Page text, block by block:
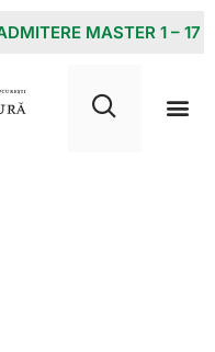
MASTER 1 – 17